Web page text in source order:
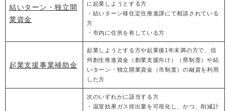
結いターン・独立開
業資金
に起業しようとする方
・結いターン移住定住推進課にて相談されている
方
・市内に住所を有している方
起業支援事業補助金
起業しようとする方や起業後1年未満の方で、信
州創生推進資金（創業支援向け）（県制度）や結
いターン・独立開業資金（市制度）の融資を利用
した方
次のいずれかに該当する方
・温室効果ガス排出量を可視化し、かつ、削減計